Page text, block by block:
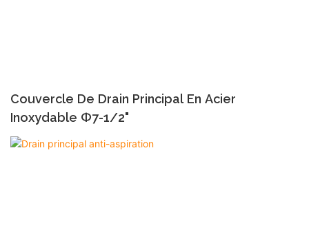
Couvercle De Drain Principal En Acier
Inoxydable Ф7-1/2"